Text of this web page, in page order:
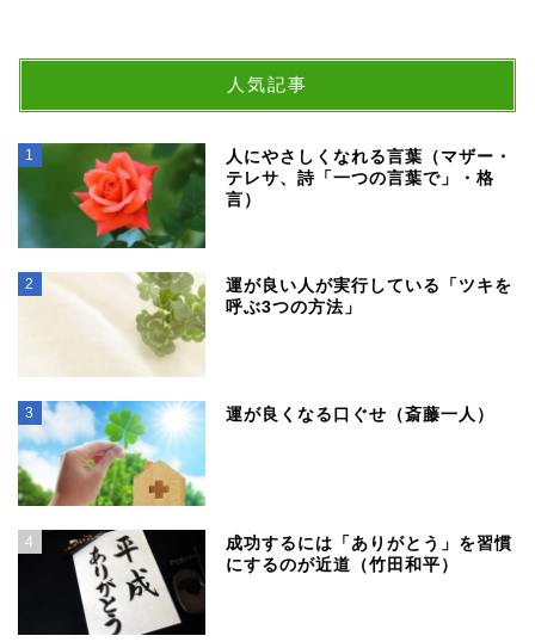
人気記事
1
人にやさしくなれる言葉（マザー・
テレサ、詩「一つの言葉で」・格
言）
2
運が良い人が実行している「ツキを
呼ぶ3つの方法」
3 運が良くなる口ぐせ（斎藤一人）
4
成功するには「ありがとう」を習慣
にするのが近道（竹田和平）